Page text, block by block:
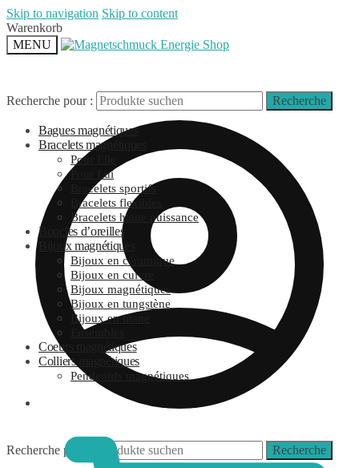
Skip to navigation Skip to content
Warenkorb
MENU
Recherche pour : Recherche
Recherche pour : Recherche
Bagues magnétiques
Bracelets magnétiques
Pour Elle
Pour Lui
Bracelets sportifs
Bracelets flexibles
Bracelets haute puissance
Boucles d’oreilles
Bijoux magnétiques
Bijoux en céramique
Bijoux en cuivre
Bijoux magnétiques
Bijoux en tungstène
Bijoux en titane
Ensembles
Coeurs magnétiques
Colliers magnétiques
Pendentifs magnétiques